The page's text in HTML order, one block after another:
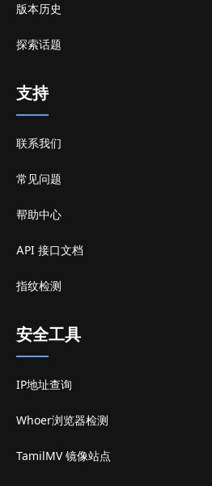
版本历史
探索话题
支持
联系我们
常见问题
帮助中心
API 接口文档
指纹检测
安全工具
IP地址查询
Whoer浏览器检测
TamilMV 镜像站点